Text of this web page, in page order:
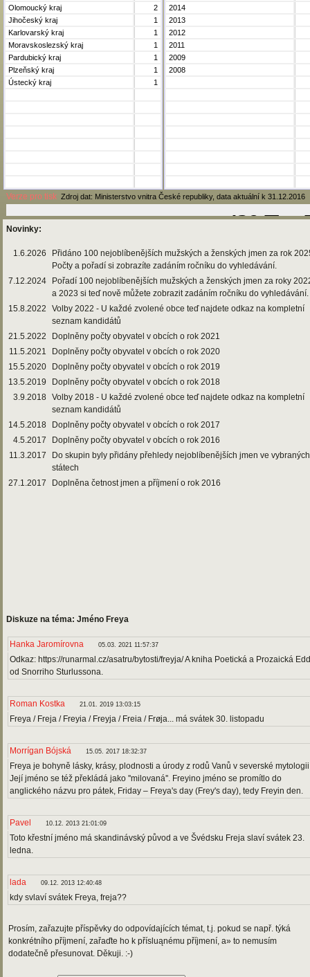
Olomoucký kraj
2
Jihočeský kraj
1
Karlovarský kraj
1
Moravskoslezský kraj
1
Pardubický kraj
1
Plzeňský kraj
1
Ústecký kraj
1
2014
2013
2012
2011
2009
2008
Verze pro tisk Zdroj dat: Ministerstvo vnitra České republiky, data aktuální k 31.12.2016
Novinky:
1.6.2026
Přidáno 100 nejoblíbenějších mužských a ženských jmen za rok
Počty a pořadí si zobrazíte zadáním ročníku do vyhledávání.
7.12.2024
Pořadí 100 nejoblíbenějších mužských a ženských jmen za roky
a 2023 si teď nově můžete zobrazit zadáním ročníku do vyhledávání.
15.8.2022
Volby 2022 - U každé zvolené obce teď najdete odkaz na kompletní
seznam kandidátů
21.5.2022
Doplněny počty obyvatel v obcích o rok 2021
11.5.2021
Doplněny počty obyvatel v obcích o rok 2020
15.5.2020
Doplněny počty obyvatel v obcích o rok 2019
13.5.2019
Doplněny počty obyvatel v obcích o rok 2018
3.9.2018 Volby 2018 - U každé zvolené obce teď najdete odkaz na kompletní
seznam kandidátů
14.5.2018
Doplněny počty obyvatel v obcích o rok 2017
4.5.2017
Doplněny počty obyvatel v obcích o rok 2016
11.3.2017
Do skupin byly přidány přehledy nejoblíbenějších jmen ve vybraných
státech
27.1.2017
Doplněna četnost jmen a příjmení o rok 2016
Diskuze na téma: Jméno Freya
Hanka Jaromírovna 05.03. 2021 11:57:37
Odkaz: https://runarmal.cz/asatru/bytosti/freyja/ A kniha Poetická a Prozaická
od Snorriho Sturlussona.
Roman Kostka 21.01. 2019 13:03:15
Freya / Freja / Freyia / Freyja / Freia / Frøja... má svátek 30. listopadu
Morrígan Bójská 15.05. 2017 18:32:37
Freya je bohyně lásky, krásy, plodnosti a úrody z rodů Vanů v severské
Její jméno se též překládá jako ''milovaná''. Freyino jméno se promítlo do
anglického názvu pro pátek, Friday – Freya's day (Frey's day), tedy Freyin den.
Pavel 10.12. 2013 21:01:09
Toto křestní jméno má skandinávský původ a ve Švédsku Freja slaví svátek 23.
ledna.
lada 09.12. 2013 12:40:48
kdy svlaví svátek Freya, freja??
Prosím, zařazujte příspěvky do odpovídajících témat, t.j. pokud se např. týká
konkrétního příjmení, zařaďte ho k přísluąnému příjmení, a» to nemusím
dodatečně přesunovat. Děkuji. :-)